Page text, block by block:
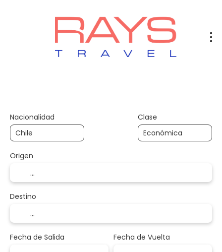
Nacionalidad Clase
Origen
Destino
Fecha de Salida Fecha de Vuelta